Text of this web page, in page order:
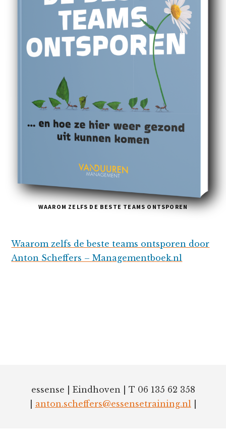
WAAROM ZELFS DE BESTE TEAMS ONTSPOREN
Waarom zelfs de beste teams ontsporen door
Anton Scheffers – Managementboek.nl
essense Eindhoven
T 06 135 62 358
anton.scheffers@essensetraining.nl